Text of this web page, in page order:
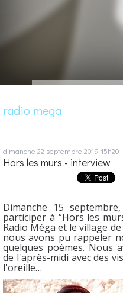
radio mega
dimanche 22 septembre 2019 15h20
Hors les murs - interview
Dimanche 15
participer à “Hors les
Radio Méga et le village
nous avons pu rappeler
quelques poèmes. Nous
de l'après-midi avec des
l'oreille…